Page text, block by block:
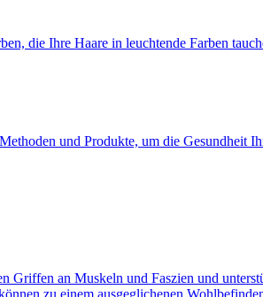
die Ihre Haare in leuchtende Farben
und Produkte, um die Gesundheit
Griffen an Muskeln und Faszien und